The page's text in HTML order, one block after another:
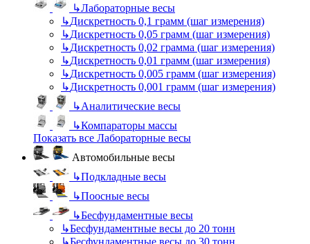
↳Лабораторные весы
↳Дискретность 0,1 грамм (шаг измерения)
↳Дискретность 0,05 грамм (шаг измерения)
↳Дискретность 0,02 грамма (шаг измерения)
↳Дискретность 0,01 грамм (шаг измерения)
↳Дискретность 0,005 грамм (шаг измерения)
↳Дискретность 0,001 грамм (шаг измерения)
↳Аналитические весы
↳Компараторы массы
Показать все Лабораторные весы
Автомобильные весы
↳Подкладные весы
↳Поосные весы
↳Бесфундаментные весы
↳Бесфундаментные весы до 20 тонн
↳Бесфундаментные весы до 30 тонн